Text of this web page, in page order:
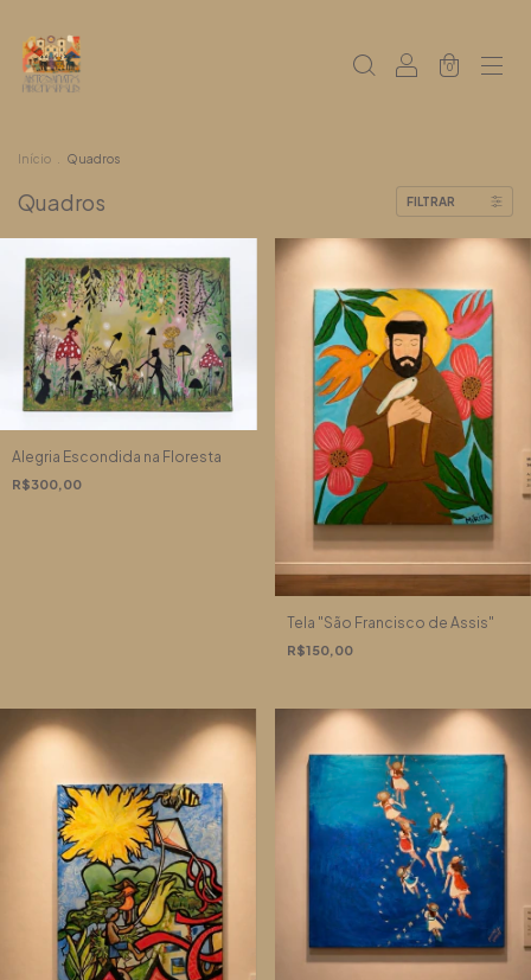
0
Início Quadros
Quadros FILTRAR
Alegria Escondida na Floresta
R$300,00
Tela "São Francisco de Assis"
R$150,00